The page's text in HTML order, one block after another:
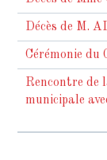
Décès de M.
Cérémonie du
Rencontre de
municipale